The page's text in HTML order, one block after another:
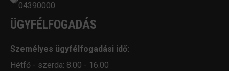
04390000
ÜGYFÉLFOGADÁS
Személyes ügyfélfogadási idő:
Hétfő - szerda: 8.00 - 16.00